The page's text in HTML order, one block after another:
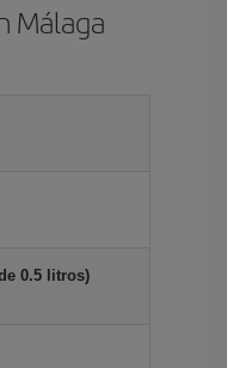
Málaga
0.5 litros)